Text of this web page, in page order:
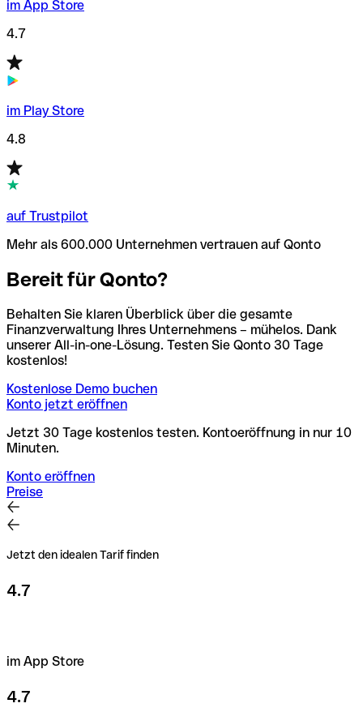
im App Store
4.7
im Play Store
4.8
auf Trustpilot
Mehr als 600.000 Unternehmen vertrauen auf Qonto
Bereit für Qonto?
Behalten Sie klaren Überblick über die gesamte
Finanzverwaltung Ihres Unternehmens – mühelos. Dank
unserer All-in-one-Lösung. Testen Sie Qonto 30 Tage
kostenlos!
Kostenlose Demo buchen
Konto jetzt eröffnen
Jetzt 30 Tage kostenlos testen. Kontoeröffnung in nur 10
Minuten.
Konto eröffnen
Preise
Jetzt den idealen Tarif finden
4.7
im App Store
4.7